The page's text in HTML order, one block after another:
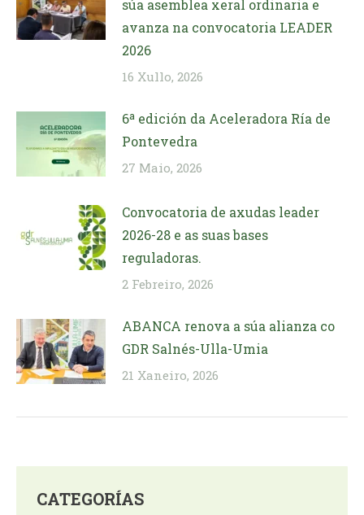
súa asemblea xeral ordinaria e
avanza na convocatoria LEADER
2026
16 Xullo, 2026
6ª edición da Aceleradora Ría de
Pontevedra
27 Maio, 2026
Convocatoria de axudas leader
2026-28 e as suas bases
reguladoras.
2 Febreiro, 2026
ABANCA renova a súa alianza co
GDR Salnés-Ulla-Umia
21 Xaneiro, 2026
CATEGORÍAS